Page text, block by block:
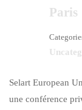
Paris
Selart European
une conférence